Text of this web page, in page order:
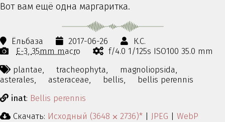
Вот вам ещё одна маргаритка.
Ёльбаза 2017-06-26
К.С.
E-3 35mm macro
f/4.0 1/125s ISO100 35.0 mm
plantae,
tracheophyta,
magnoliopsida,
asterales,
asteraceae, bellis,
bellis perennis
inat: Bellis perennis
Скачать: Исходный (3648 ⨉ 2736)* JPEG WebP